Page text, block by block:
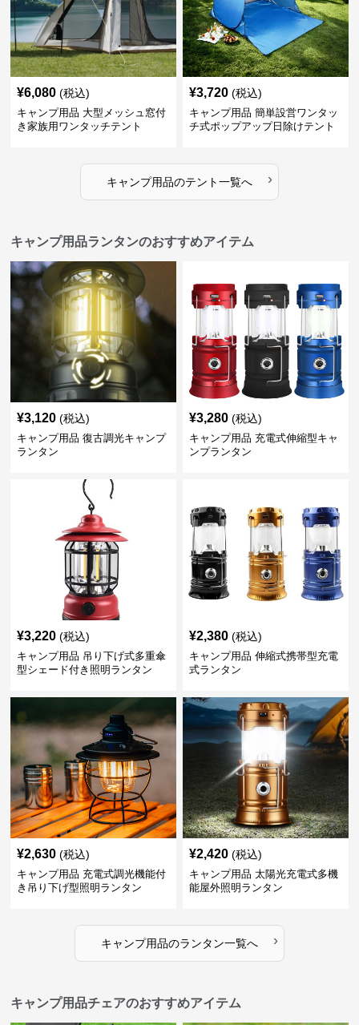
¥6,080 (税込)
キャンプ用品 大型メッシュ窓付
き家族用ワンタッチテント
¥3,720 (税込)
キャンプ用品 簡単設営ワンタッ
チ式ポップアップ日除けテント
キャンプ用品のテント一覧へ ›
キャンプ用品ランタンのおすすめアイテム
¥3,120 (税込)
キャンプ用品 復古調光キャンプ
ランタン
¥3,280 (税込)
キャンプ用品 充電式伸縮型キャ
ンプランタン
¥3,220 (税込)
キャンプ用品 吊り下げ式多重傘
型シェード付き照明ランタン
¥2,380 (税込)
キャンプ用品 伸縮式携帯型充電
式ランタン
¥2,630 (税込)
キャンプ用品 充電式調光機能付
き吊り下げ型照明ランタン
¥2,420 (税込)
キャンプ用品 太陽光充電式多機
能屋外照明ランタン
キャンプ用品のランタン一覧へ ›
キャンプ用品チェアのおすすめアイテム